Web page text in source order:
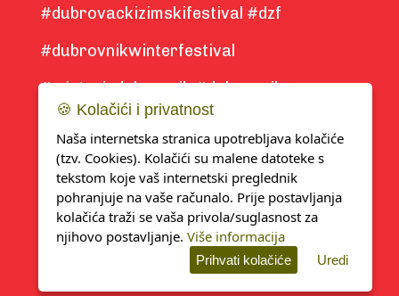
#dubrovackizimskifestival #dzf
#dubrovnikwinterfestival
#winterindubrovnik #dubrovnik
Izjava o
kolačićima
Developed
by KlikIT
🍪 Kolačići i privatnost
Naša internetska stranica upotrebljava kolačiće
(tzv. Cookies). Kolačići su malene datoteke s
tekstom koje vaš internetski preglednik
pohranjuje na vaše računalo. Prije postavljanja
kolačića traži se vaša privola/suglasnost za
njihovo postavljanje. Više informacija
Prihvati kolačiće Uredi